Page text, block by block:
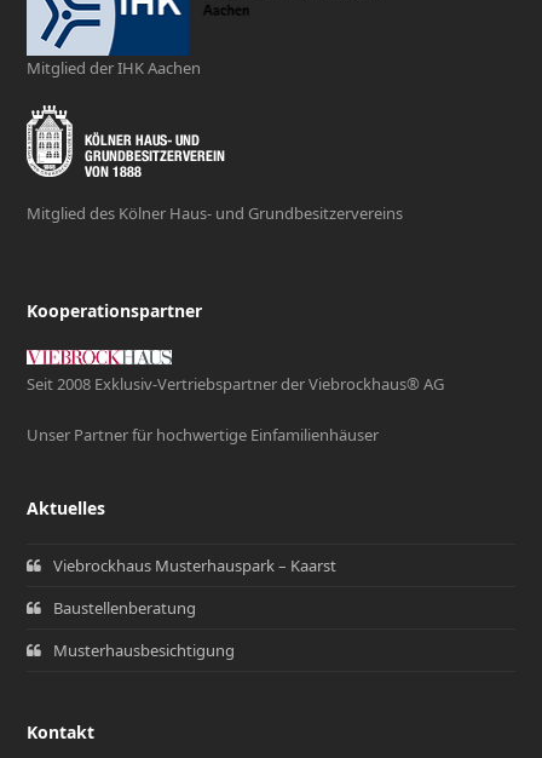
Mitglied der IHK Aachen
Mitglied des Kölner Haus- und Grundbesitzervereins
Kooperationspartner
Seit 2008 Exklusiv-Vertriebspartner der Viebrockhaus® AG
Unser Partner für hochwertige Einfamilienhäuser
Aktuelles
Viebrockhaus Musterhauspark – Kaarst
Baustellenberatung
Musterhausbesichtigung
Kontakt